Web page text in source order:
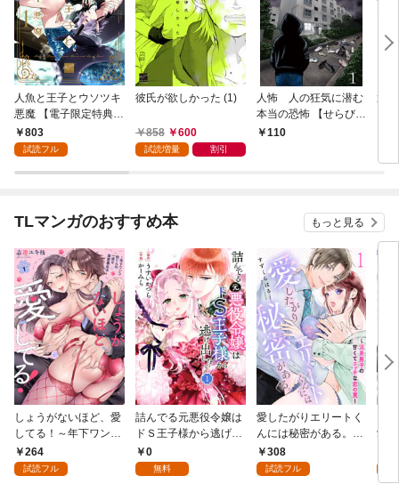
人魚と王子とウソツキ
悪魔 【電子限定特典付
き】(1)
803
試読フル
彼氏が欲しかった (1)
858 600
試読増量 割引
人怖 人の狂気に潜む
本当の恐怖 【せらびぃ
連載版】１
110
運
TLマンガのおすすめ本 もっと見る
しょうがないほど、愛
してる！～年下ワンコ
秋くんの一途な溺愛暴
走中～1
264
試読フル
詰んでる元悪役令嬢は
ドＳ王子様から逃げ出
したい 【分冊版】 1
0
無料
愛したがりエリートく
んには秘密がある。～
沼系男子の甘くてエッ
チな恋の罠～(1)
308
試読フル
愛